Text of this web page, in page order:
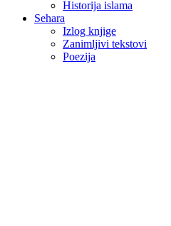
Historija islama
Sehara
Izlog knjige
Zanimljivi tekstovi
Poezija